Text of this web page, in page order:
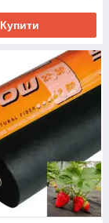
Купити